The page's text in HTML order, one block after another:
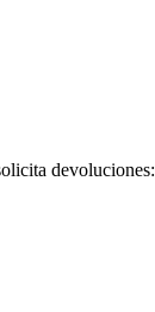
devoluciones: